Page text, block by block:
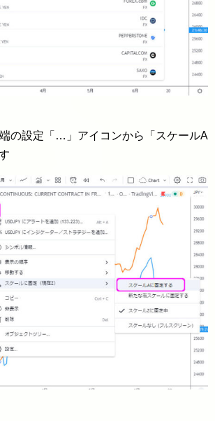
端の設定「…」アイコンから「スケールA